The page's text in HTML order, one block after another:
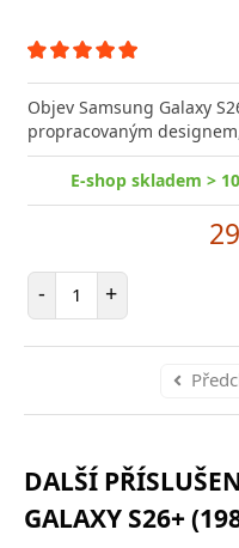
Objev Samsung Galaxy
propracovaným
E-shop skladem >
- Počet položek
+
DALŠÍ
GALAXY S26+